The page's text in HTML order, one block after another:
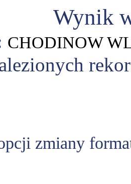
Wynik
CHODINOW
zmiany